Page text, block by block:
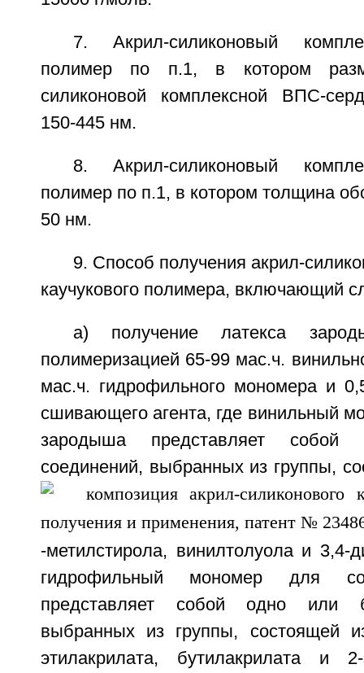
7. Акрил-силиконовый
полимер по п.1, в котором
силиконовой комплексной ВПС-
150-445 нм.
8. Акрил-силиконовый
полимер по п.1, в котором толщина
50 нм.
9. Способ получения акрил-
каучукового полимера, включающий
а) получение латекса
полимеризацией 65-99 мас.ч.
мас.ч. гидрофильного мономера и
сшивающего агента, где винильный
зародыша представляет
соединений, выбранных из группы,
-метилстирола, винилтолуола и 3,4-
гидрофильный мономер для
представляет собой одно или
выбранных из группы, состоящей
этилакрилата, бутилакрилата и 2-